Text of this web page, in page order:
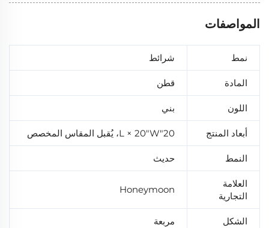
المواصفات
نمط شرائط
المادة قطن
اللون بني
أبعاد المنتج 20"L × 20"W، يُقبل المقاس المخصص
النمط حديث
العلامة
التجارية
Honeymoon
الشكل مربعة